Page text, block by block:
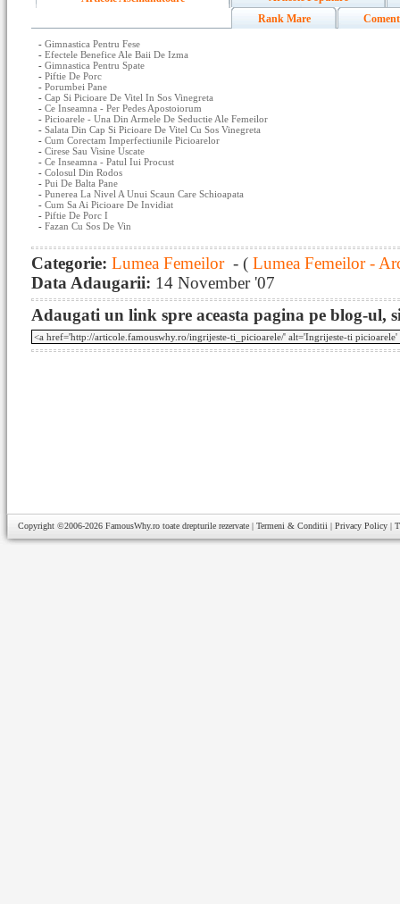
Rank Mare
- Gimnastica Pentru Fese
- Efectele Benefice Ale Baii De Izma
- Gimnastica Pentru Spate
- Piftie De Porc
- Porumbei Pane
- Cap Si Picioare De Vitel In Sos Vinegreta
- Ce Inseamna - Per Pedes Apostoiorum
- Picioarele - Una Din Armele De Seductie Ale Femeilor
- Salata Din Cap Si Picioare De Vitel Cu Sos Vinegreta
- Cum Corectam Imperfectiunile Picioarelor
- Cirese Sau Visine Uscate
- Ce Inseamna - Patul Iui Procust
- Colosul Din Rodos
- Pui De Balta Pane
- Punerea La Nivel A Unui Scaun Care Schioapata
- Cum Sa Ai Picioare De Invidiat
- Piftie De Porc I
- Fazan Cu Sos De Vin
Categorie: Lumea Femeilor- ( Lumea Femeilor -
Data Adaugarii: 14 November '07
Adaugati un link spre aceasta pagina pe blog-ul,
Copyright ©2006-2026 FamousWhy.ro toate drepturile rezervate | Termeni & Conditii | Privacy Policy |